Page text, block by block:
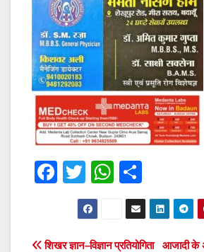
F
e
T
wi
tt
er
W
h
at
s
h
ar
e
आजादी के
शिखर ज्ञान–विज्ञान प्रतियोगिता